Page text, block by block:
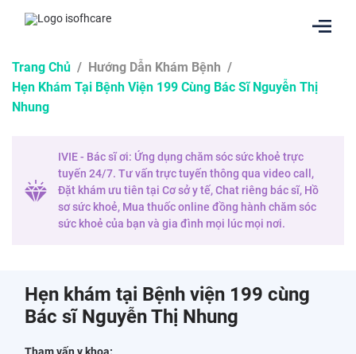
Trang Chủ / Hướng Dẫn Khám Bệnh /
Hẹn Khám Tại Bệnh Viện 199 Cùng Bác Sĩ Nguyễn Thị
Nhung
IVIE - Bác sĩ ơi: Ứng dụng chăm sóc sức khoẻ trực
tuyến 24/7. Tư vấn trực tuyến thông qua video call,
Đặt khám ưu tiên tại Cơ sở y tế, Chat riêng bác sĩ, Hồ
sơ sức khoẻ, Mua thuốc online đồng hành chăm sóc
sức khoẻ của bạn và gia đình mọi lúc mọi nơi.
Hẹn khám tại Bệnh viện 199 cùng
Bác sĩ Nguyễn Thị Nhung